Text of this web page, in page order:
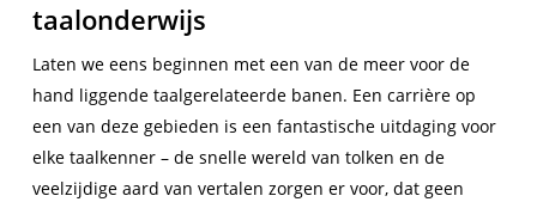
taalonderwijs
Laten we eens beginnen met een van de meer voor de
hand liggende taalgerelateerde banen. Een carrière op
een van deze gebieden is een fantastische uitdaging voor
elke taalkenner – de snelle wereld van tolken en de
veelzijdige aard van vertalen zorgen er voor, dat geen